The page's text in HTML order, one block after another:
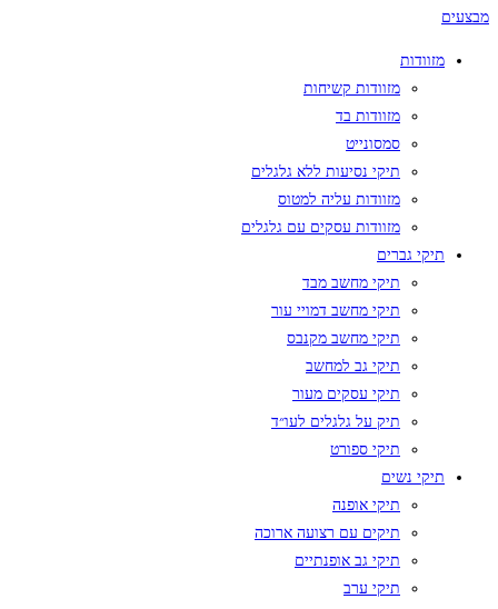
מבצעים
מזוודות
מזוודות קשיחות
מזוודות בד
סמסונייט
תיקי נסיעות ללא גלגלים
מזוודות עליה למטוס
מזוודות עסקים עם גלגלים
תיקי גברים
תיקי מחשב מבד
תיקי מחשב דמויי עור
תיקי מחשב מקנבס
תיקי גב למחשב
תיקי עסקים מעור
תיק על גלגלים לעו״ד
תיקי ספורט
תיקי נשים
תיקי אופנה
תיקים עם רצועה ארוכה
תיקי גב אופנתיים
תיקי ערב